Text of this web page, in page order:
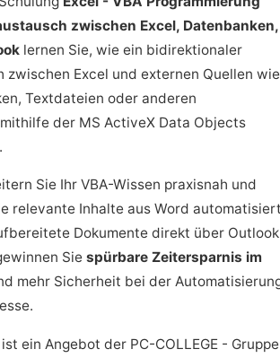
zwischen Excel, Datenbanken,
lernen Sie, wie ein bidirektionaler
zwischen Excel und externen Quellen wie
Textdateien oder anderen
der MS ActiveX Data Objects
Sie Ihr VBA-Wissen praxisnah und
relevante Inhalte aus Word
Dokumente direkt über Outlook
Sie spürbare Zeitersparnis im
mehr Sicherheit bei der
ein Angebot der PC-COLLEGE -